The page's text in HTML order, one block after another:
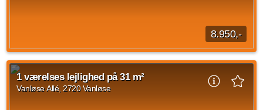
8.950,-
1 værelses lejlighed beliggende Vanløse Allé, Vanløse med et
areal på 31 m2. Huslejen er på 8.950 kroner og forbrug er på
550 kroner.
1 værelses lejlighed på 31 m²
Vanløse Allé, 2720 Vanløse